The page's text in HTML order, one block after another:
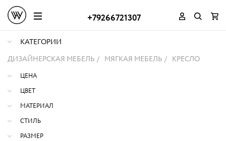
+79266721307
КАТЕГОРИИ
ДИЗАЙНЕРСКАЯ МЕБЕЛЬ
МЯГКАЯ МЕБЕЛЬ КРЕСЛО
ЦЕНА
ЦВЕТ
МАТЕРИАЛ
СТИЛЬ
РАЗМЕР